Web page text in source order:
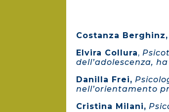
Costanza Berghinz,
Elvira Collura,
dell’adolescenza,
Danilla Frei,
nell’orientamento
Cristina Milani,